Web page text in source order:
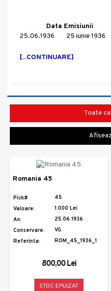
Data Emisiunii
25.06.1936
25 iunie 1936
[...CONTINUARE]
Toate
Romania 45
Pick#
45
Valoare:
1.000 Lei
An:
25.06.1936
Conservare:
VG
Referinta:
ROM_45_1936_1
800,00 Lei
STOC EPUIZAT